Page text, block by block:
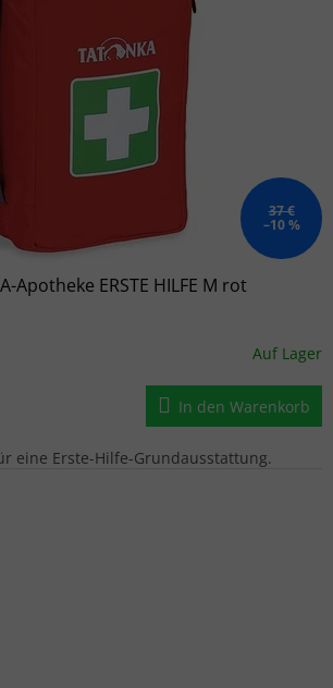
37 €
–10 %
Apotheke ERSTE HILFE M rot
Auf Lager
In den Warenkorb
eine Erste-Hilfe-Grundausstattung.